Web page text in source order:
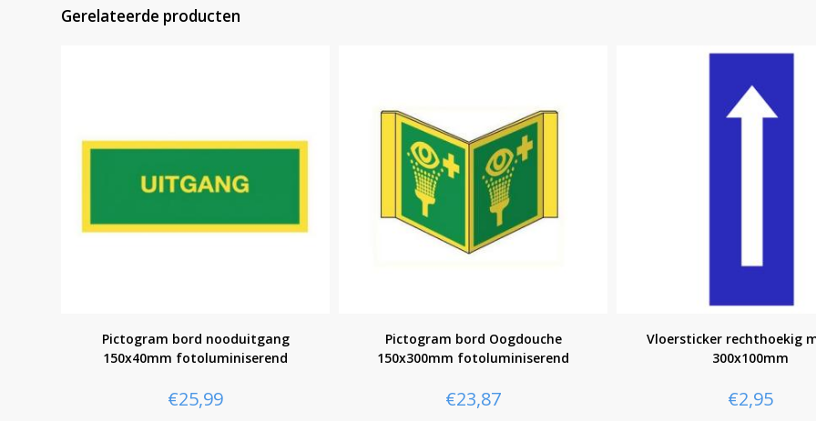
Gerelateerde producten
Pictogram bord nooduitgang
150x40mm fotoluminiserend
€25,99
Pictogram bord Oogdouche
150x300mm fotoluminiserend
€23,87
Vloersticker rechthoekig
300x100mm
€2,95